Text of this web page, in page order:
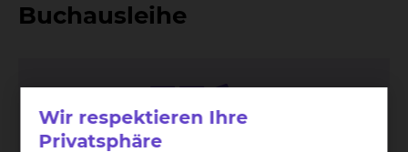
Buchausleihe
Wir respektieren Ihre
Privatsphäre